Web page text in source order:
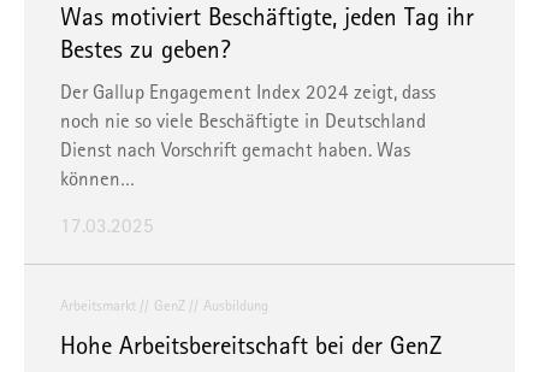
Was motiviert Beschäftigte, jeden Tag ihr
Bestes zu geben?
Der Gallup Engagement Index 2024 zeigt, dass
noch nie so viele Beschäftigte in Deutschland
Dienst nach Vorschrift gemacht haben. Was
können…
17.03.2025
Arbeitsmarkt GenZ Ausbildung
Hohe Arbeitsbereitschaft bei der GenZ